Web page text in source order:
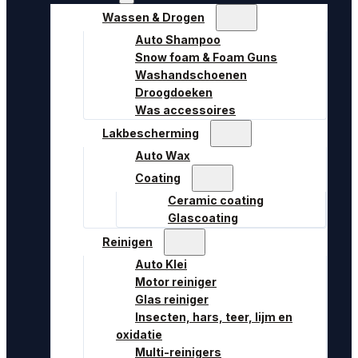
Wassen & Drogen
Auto Shampoo
Snow foam & Foam Guns
Washandschoenen
Droogdoeken
Was accessoires
Lakbescherming
Auto Wax
Coating
Ceramic coating
Glascoating
Reinigen
Auto Klei
Motor reiniger
Glas reiniger
Insecten, hars, teer, lijm en
oxidatie
Multi-reinigers